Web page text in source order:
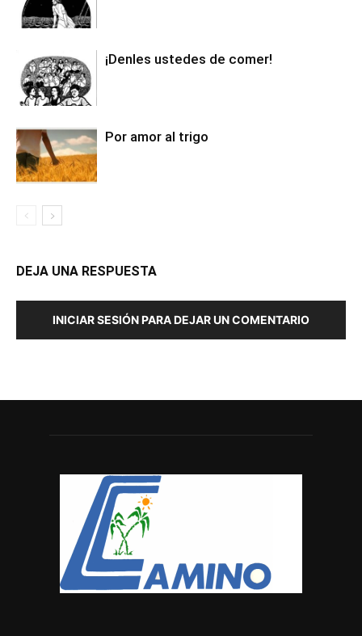
¡Denles ustedes de comer!
Por amor al trigo
DEJA UNA RESPUESTA
INICIAR SESIÓN PARA DEJAR UN COMENTARIO